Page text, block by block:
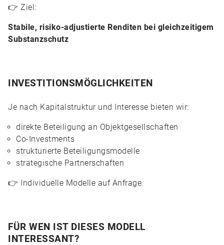
👉 Ziel:
Stabile, risiko-adjustierte Renditen bei gleichzeitigem
Substanzschutz
INVESTITIONSMÖGLICHKEITEN
Je nach Kapitalstruktur und Interesse bieten wir:
direkte Beteiligung an Objektgesellschaften
Co-Investments
strukturierte Beteiligungsmodelle
strategische Partnerschaften
👉 Individuelle Modelle auf Anfrage.
FÜR WEN IST DIESES MODELL
INTERESSANT?